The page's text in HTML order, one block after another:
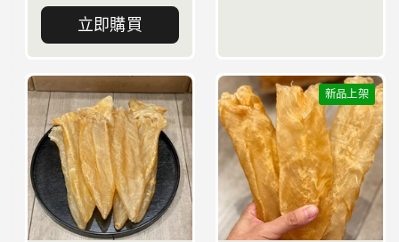
立即購買
新品上架